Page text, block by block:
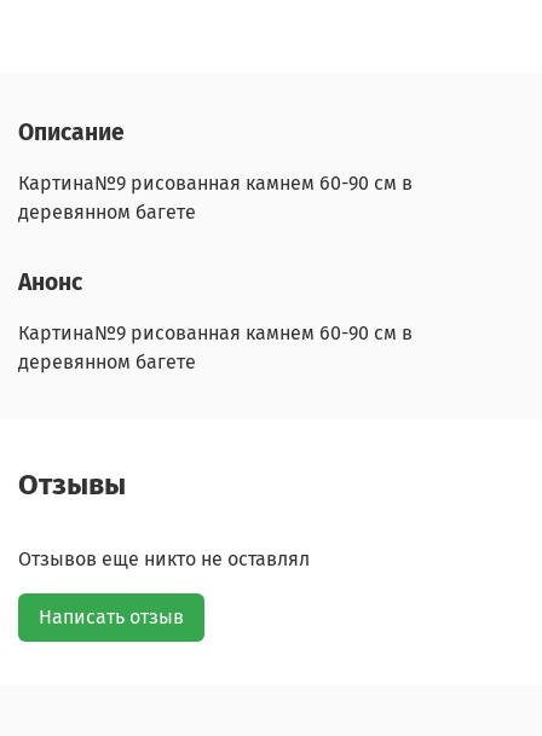
Описание
Картина№9 рисованная камнем 60-90 см в
деревянном багете
Анонс
Картина№9 рисованная камнем 60-90 см в
деревянном багете
Отзывы
Отзывов еще никто не оставлял
Написать отзыв